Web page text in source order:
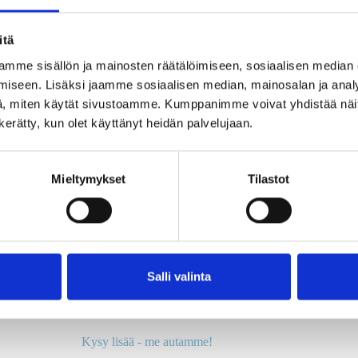
sisällön ja mainosten räätälöimiseen, sosiaalisen
Lisäksi jaamme sosiaalisen median, mainosalan ja
miten käytät sivustoamme. Kumppanimme voivat yhdistää
kun olet käyttänyt heidän palvelujaan.
Mieltymykset Tilastot
Salli valinta
ja se on oiva tapa
askeleen
oman organisaatiosi
ja tiedostoihin.
maksullinen tuo
omaan työhösi
ihmisistä, joilla on eniten
Esimerkiksijohto,
Kun hyöty näkyy heille
rauhassa muualle.
Seuraavaksi Copilot‑minisarjassa
agentit käytännössä tekevät?
– osa 1: Tekoälyn uusi aikakausi
Kysy lisää - me autamme!